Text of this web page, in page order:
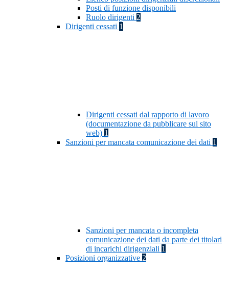
Posti di funzione disponibili
Ruolo dirigenti 2
Dirigenti cessati 1
Dirigenti cessati dal rapporto di lavoro
(documentazione da pubblicare sul sito
web) 1
Sanzioni per mancata comunicazione dei dati 1
Sanzioni per mancata o incompleta
comunicazione dei dati da parte dei titolari
di incarichi dirigenziali 1
Posizioni organizzative 2